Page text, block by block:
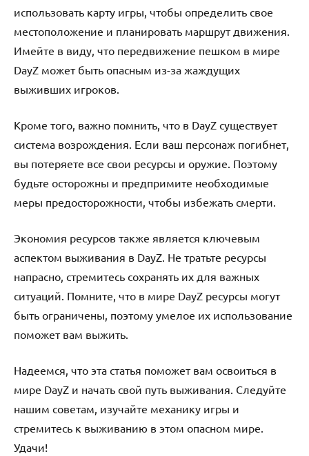
использовать карту игры, чтобы определить свое
местоположение и планировать маршрут движения.
Имейте в виду, что передвижение пешком в мире
DayZ может быть опасным из-за жаждущих
выживших игроков.
Кроме того, важно помнить, что в DayZ существует
система возрождения. Если ваш персонаж погибнет,
вы потеряете все свои ресурсы и оружие. Поэтому
будьте осторожны и предпримите необходимые
меры предосторожности, чтобы избежать смерти.
Экономия ресурсов также является ключевым
аспектом выживания в DayZ. Не тратьте ресурсы
напрасно, стремитесь сохранять их для важных
ситуаций. Помните, что в мире DayZ ресурсы могут
быть ограничены, поэтому умелое их использование
поможет вам выжить.
Надеемся, что эта статья поможет вам освоиться в
мире DayZ и начать свой путь выживания. Следуйте
нашим советам, изучайте механику игры и
стремитесь к выживанию в этом опасном мире.
Удачи!